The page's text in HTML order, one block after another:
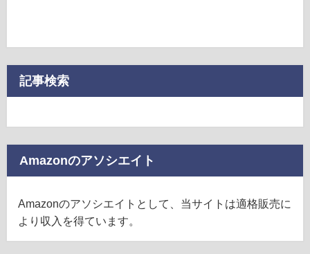
記事検索
Amazonのアソシエイト
Amazonのアソシエイトとして、当サイトは適格販売に
より収入を得ています。